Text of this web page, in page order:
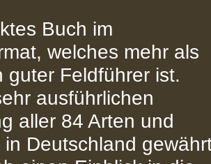
Buch im
welches mehr als
guter Feldführer ist.
ausführlichen
aller 84 Arten und
in Deutschland